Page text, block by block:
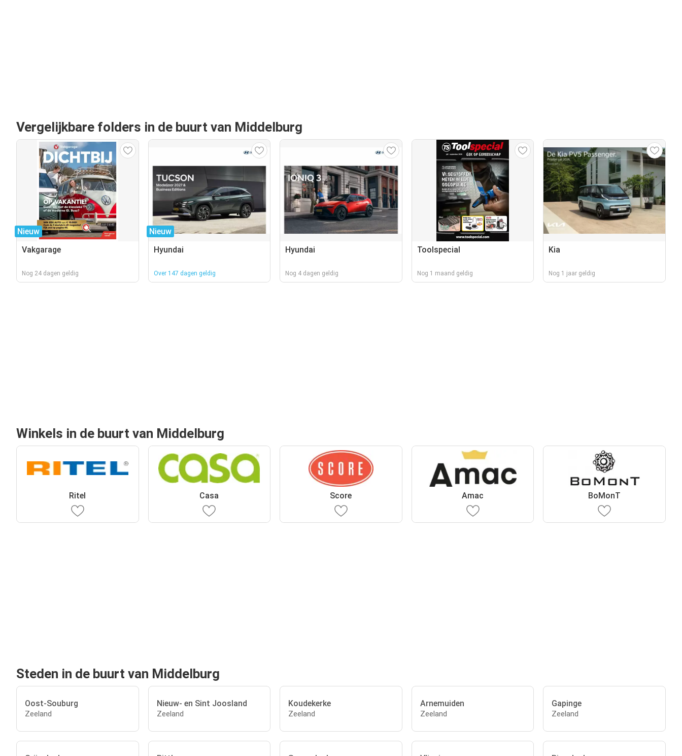
Vergelijkbare folders in de buurt van Middelburg
Nieuw
Vakgarage
Nog 24 dagen geldig
Nieuw
Hyundai
Over 147 dagen geldig
Hyundai
Nog 4 dagen geldig
Toolspecial
Nog 1 maand geldig
Kia
Nog 1 jaar geldig
Winkels in de buurt van Middelburg
Ritel Casa Score Amac BoMonT
Steden in de buurt van Middelburg
Oost-Souburg
Zeeland
Nieuw- en Sint Joosland
Zeeland
Koudekerke
Zeeland
Arnemuiden
Zeeland
Gapinge
Zeeland